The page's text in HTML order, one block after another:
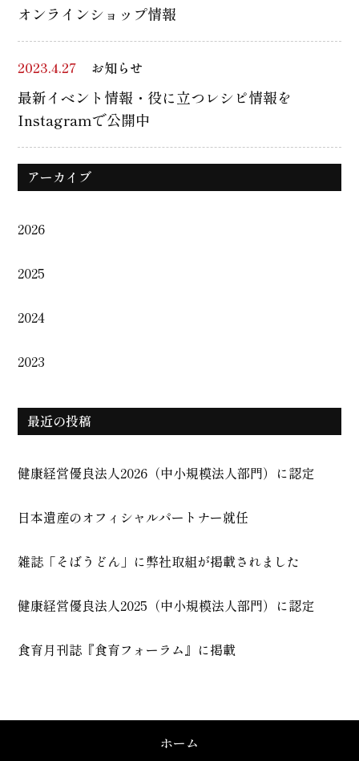
オンラインショップ情報
2023.4.27 お知らせ
最新イベント情報・役に立つレシピ情報を
Instagramで公開中
アーカイブ
2026
2025
2024
2023
最近の投稿
健康経営優良法人2026（中小規模法人部門）に認定
日本遺産のオフィシャルパートナー就任
雑誌「そばうどん」に弊社取組が掲載されました
健康経営優良法人2025（中小規模法人部門）に認定
食育月刊誌『食育フォーラム』に掲載
ホーム